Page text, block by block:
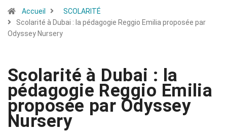
Accueil
SCOLARITÉ
Scolarité à Dubai : la pédagogie Reggio Emilia proposée par
Odyssey Nursery
Scolarité à Dubai : la
pédagogie Reggio Emilia
proposée par Odyssey
Nursery